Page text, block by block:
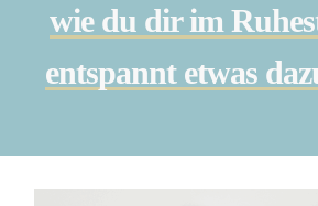
wie du dir im
entspannt etwas